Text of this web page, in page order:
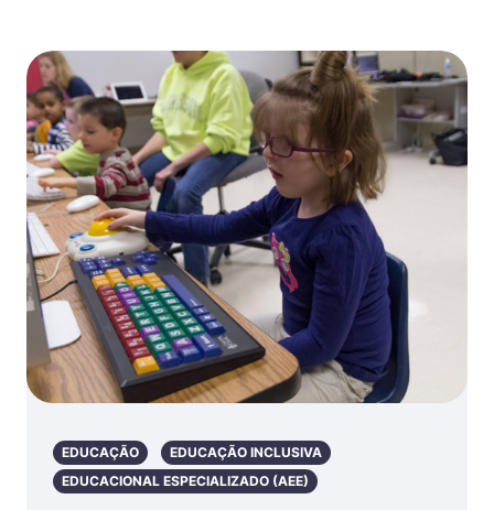
EDUCAÇÃO
EDUCAÇÃO INCLUSIVA
EDUCACIONAL ESPECIALIZADO (AEE)